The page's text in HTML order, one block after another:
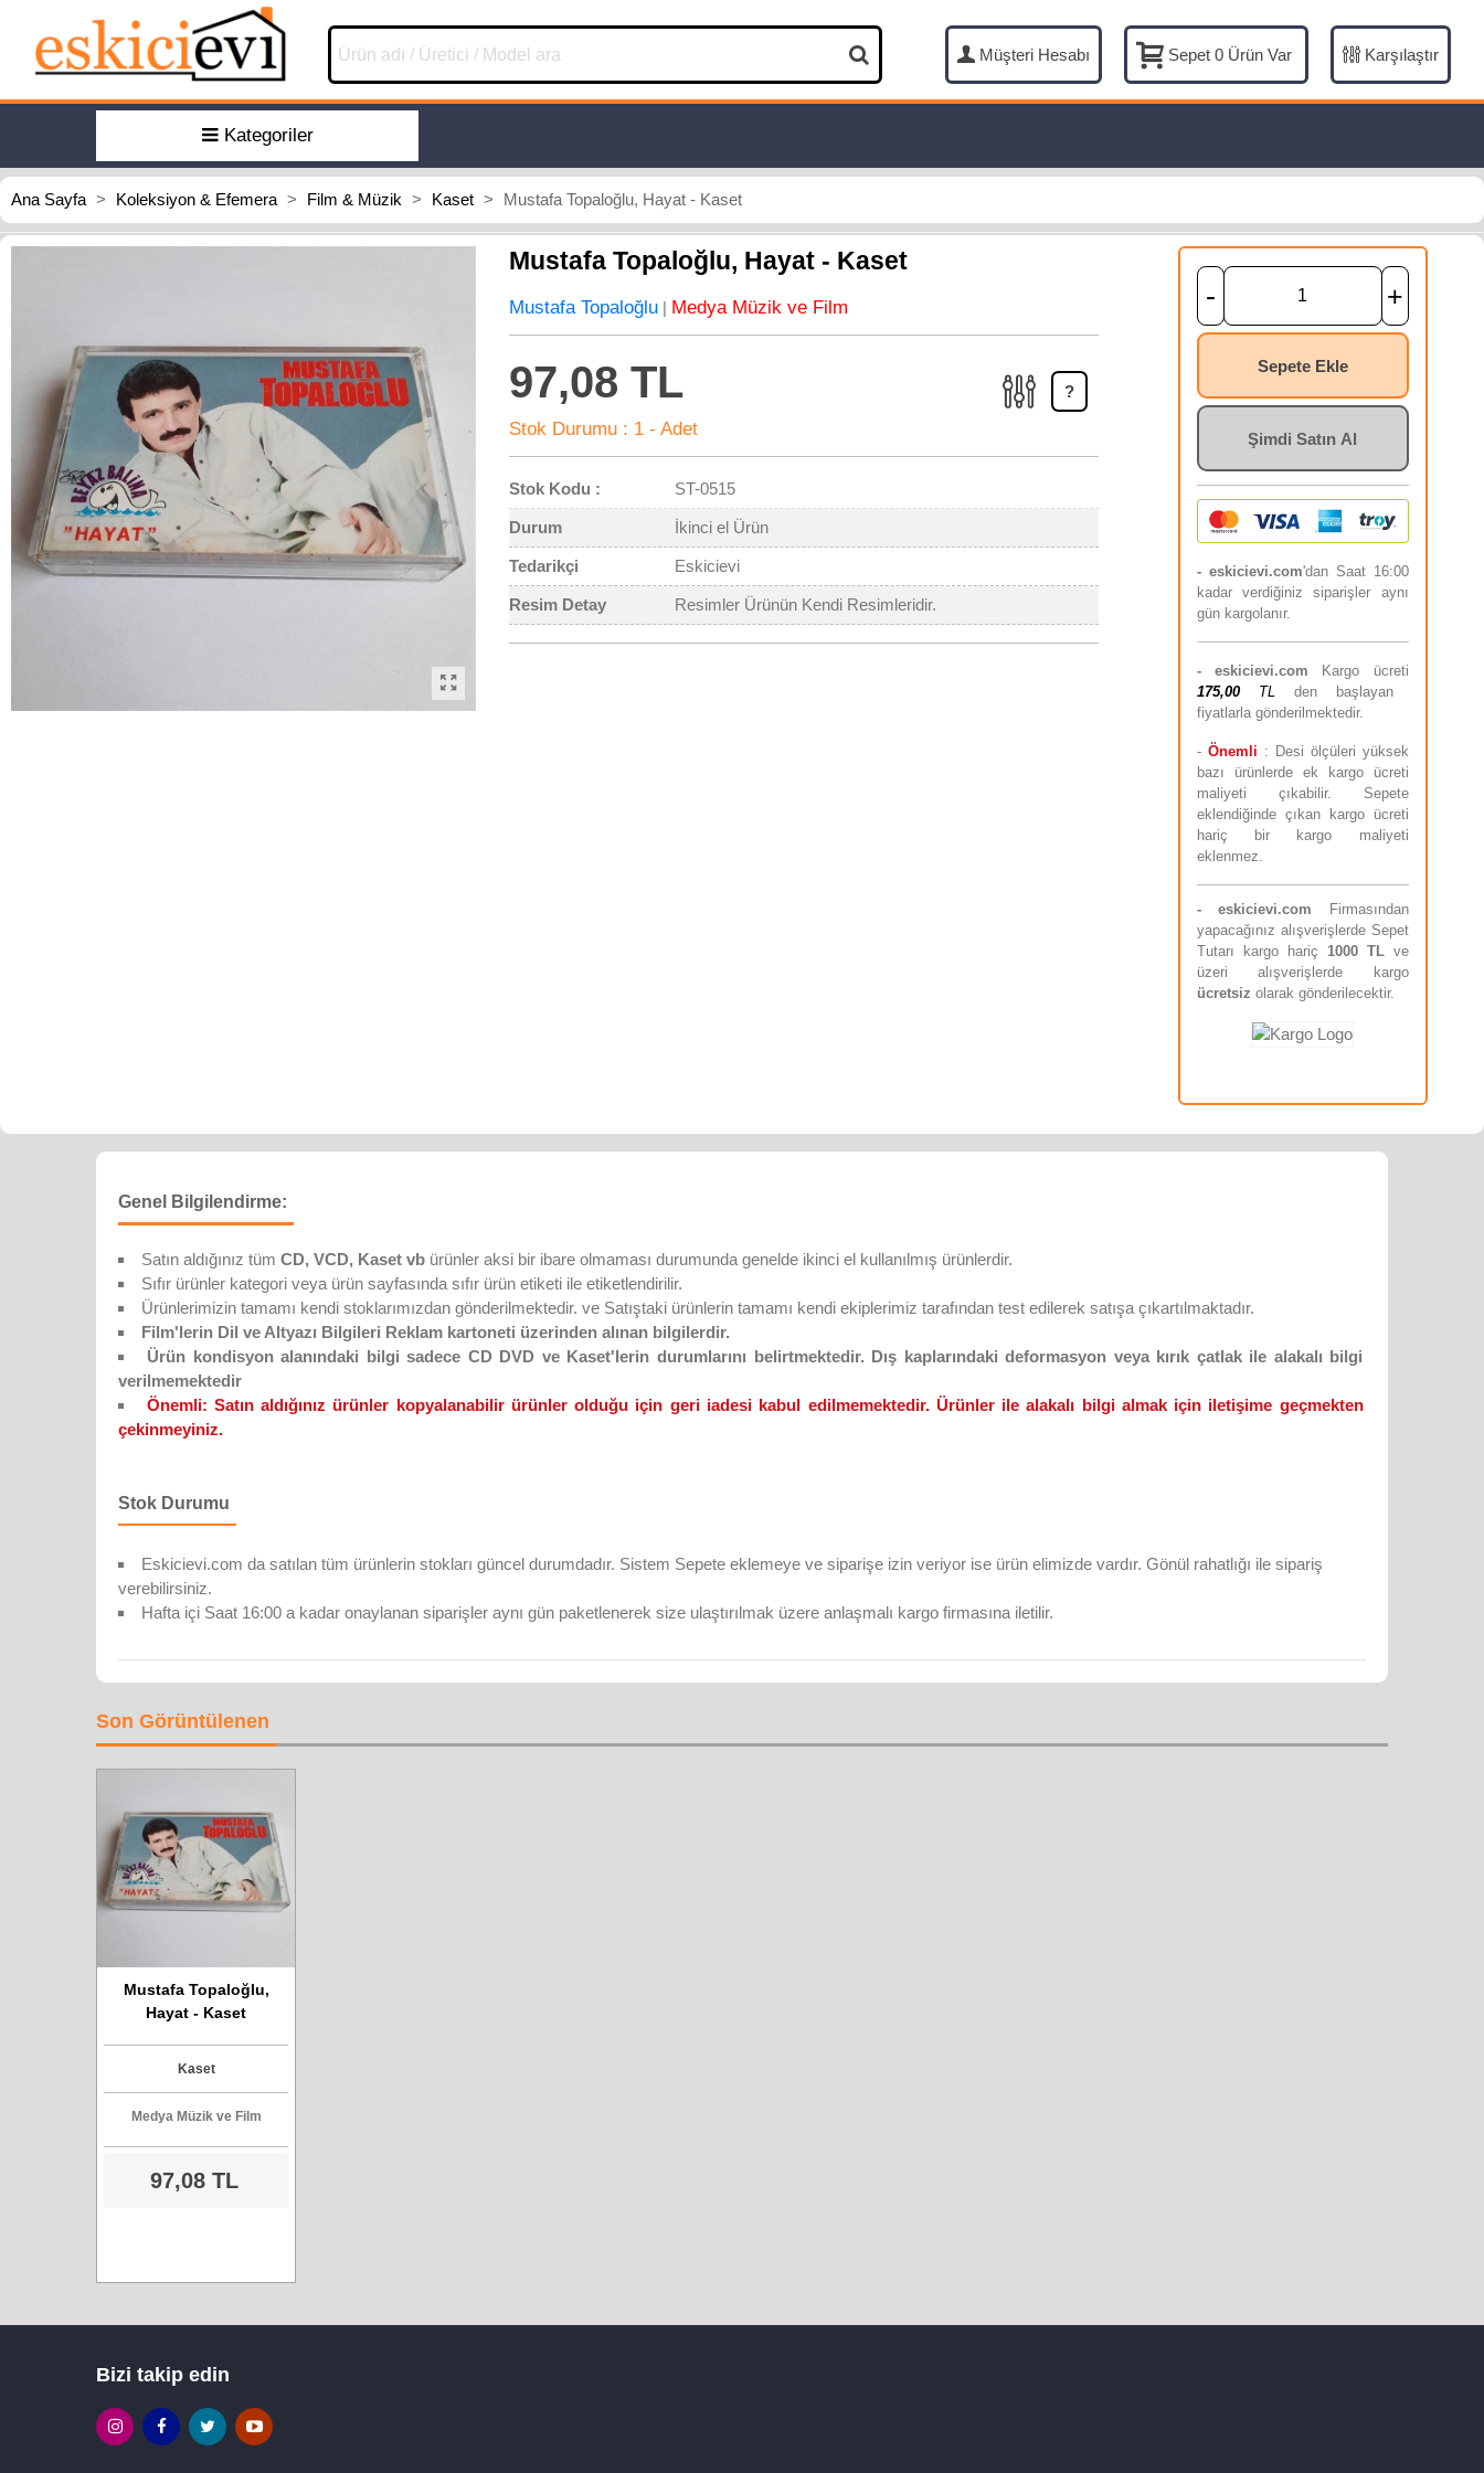
Müşteri Hesabı Sepet 0 Ürün Var Karşılaştır
Kategoriler
Ana Sayfa > Koleksiyon & Efemera > Film & Müzik > Kaset > Mustafa Topaloğlu, Hayat - Kaset
Mustafa Topaloğlu, Hayat - Kaset
Mustafa Topaloğlu | Medya Müzik ve Film
97,08 TL
Stok Durumu : 1 - Adet
?
Stok Kodu : ST-0515
Durum İkinci el Ürün
Tedarikçi Eskicievi
Resim Detay Resimler Ürünün Kendi Resimleridir.
- +
Sepete Ekle
Şimdi Satın Al
- eskicievi.com'dan Saat 16:00
kadar verdiğiniz siparişler aynı
gün kargolanır.
-eskicievi.com
Kargo ücreti
175,00
TL
den başlayan
fiyatlarla gönderilmektedir.
- Önemli : Desi ölçüleri yüksek
bazı ürünlerde ek kargo ücreti
maliyeti çıkabilir. Sepete
eklendiğinde çıkan kargo ücreti
hariç bir kargo maliyeti
eklenmez.
-eskicievi.com Firmasından
yapacağınız alışverişlerde Sepet
Tutarı kargo hariç 1000 TLve
üzeri alışverişlerde kargo
ücretsiz olarak gönderilecektir.
Genel Bilgilendirme:
Satın aldığınız tüm CD, VCD, Kaset vb ürünler aksi bir ibare olmaması durumunda genelde ikinci el kullanılmış ürünlerdir.
Sıfır ürünler kategori veya ürün sayfasında sıfır ürün etiketi ile etiketlendirilir.
Ürünlerimizin tamamı kendi stoklarımızdan gönderilmektedir. ve Satıştaki ürünlerin tamamı kendi ekiplerimiz tarafından test edilerek satışa çıkartılmaktadır.
Film'lerin Dil ve Altyazı Bilgileri Reklam kartoneti üzerinden alınan bilgilerdir.
Ürün kondisyon alanındaki bilgi sadece CD DVD ve Kaset'lerin durumlarını belirtmektedir. Dış kaplarındaki deformasyon veya kırık çatlak ile alakalı bilgi
verilmemektedir
Önemli: Satın aldığınız ürünler kopyalanabilir ürünler olduğu için geri iadesi kabul edilmemektedir. Ürünler ile alakalı bilgi almak için iletişime geçmekten
çekinmeyiniz.
Stok Durumu
Eskicievi.com da satılan tüm ürünlerin stokları güncel durumdadır. Sistem Sepete eklemeye ve siparişe izin veriyor ise ürün elimizde vardır. Gönül rahatlığı ile sipariş
verebilirsiniz.
Hafta içi Saat 16:00 a kadar onaylanan siparişler aynı gün paketlenerek size ulaştırılmak üzere anlaşmalı kargo firmasına iletilir.
Son Görüntülenen
Mustafa Topaloğlu,
Hayat - Kaset
Kaset
Medya Müzik ve Film
97,08 TL
Bizi takip edin